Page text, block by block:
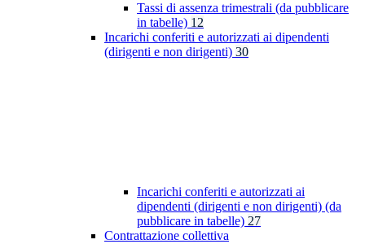
Tassi di assenza trimestrali (da pubblicare
in tabelle) 12
Incarichi conferiti e autorizzati ai dipendenti
(dirigenti e non dirigenti) 30
Incarichi conferiti e autorizzati ai
dipendenti (dirigenti e non dirigenti) (da
pubblicare in tabelle) 27
Contrattazione collettiva